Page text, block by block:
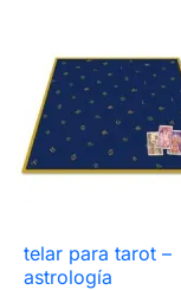
telar para tarot –
astrología